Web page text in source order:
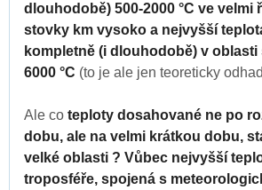
dlouhodobě) 500-2000 °C ve velmi
stovky km vysoko a nejvyšší
kompletně (i dlouhodobě) v oblasti
6000 °C (to je ale jen teoreticky
Ale co teploty dosahované ne po
dobu, ale na velmi krátkou dobu,
velké oblasti ? Vůbec nejvyšší
troposféře, spojená s